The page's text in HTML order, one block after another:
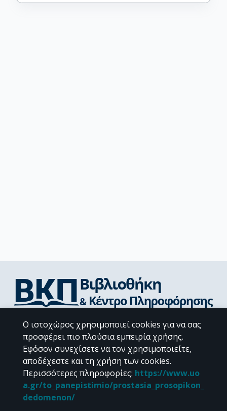
Διεύθυνση Βιβλιοθήκης & Κέντρου Πληροφόρησης
Βιβλιοθήκες Σχολών του ΕΚΠΑ
Υπολογιστικό Κέντρο Βιβλιοθηκών
Επικοινωνία / Helpdesk
Ο ιστοχώρος χρησιμοποιεί cookies για να σας
προσφέρει πιο πλούσια εμπειρία χρήσης.
Εφόσον συνεχίσετε να τον χρησιμοποιείτε,
αποδέχεστε και τη χρήση των cookies.
Περισσότερες πληροφορίες: https://www.uo
a.gr/to_panepistimio/prostasia_prosopikon_
dedomenon/